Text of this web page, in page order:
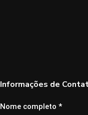
Informações de
Nome completo *